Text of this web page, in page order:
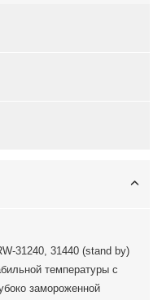
31240, 31440 (stand by)
температуры с
замороженной